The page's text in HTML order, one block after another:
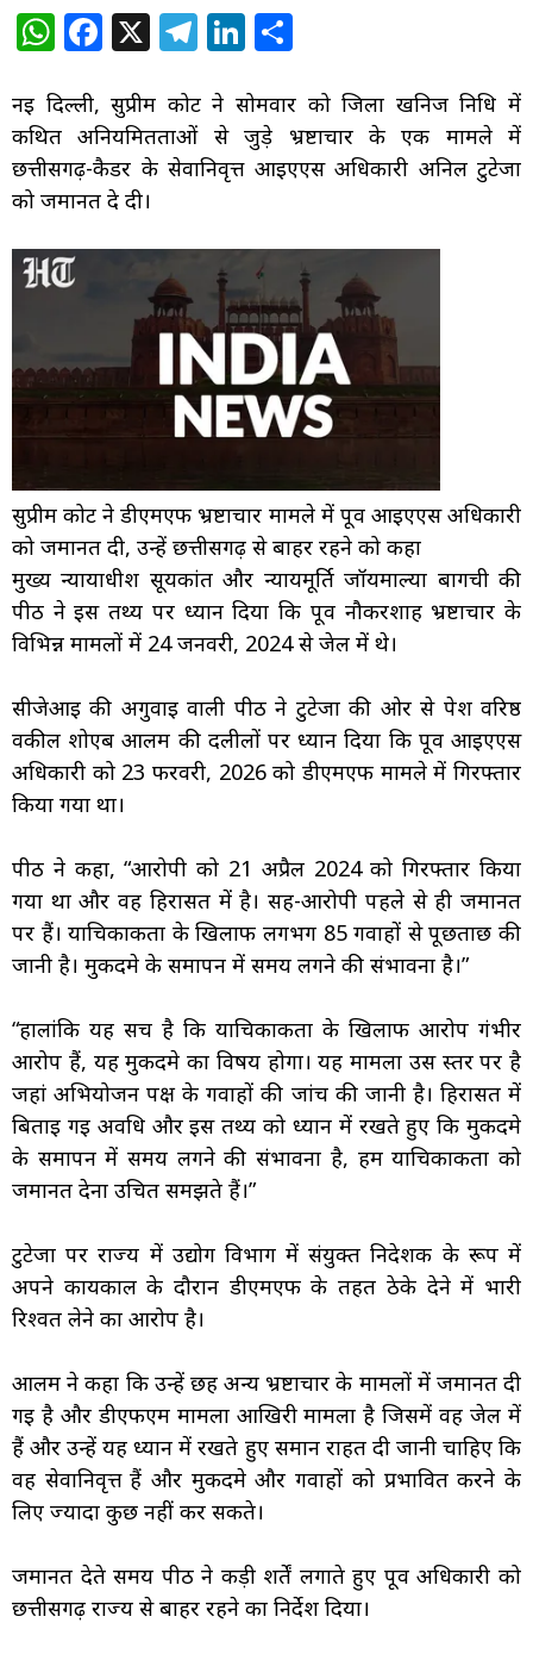
W
at
s
A
p
p
F
c
e
b
o
o
X T
e
g
ra
Li
k
e
dI
ar
e
नई दिल्ली, सुप्रीम कोर्ट ने सोमवार को जिला खनिज निधि में
कथित अनियमितताओं से जुड़े भ्रष्टाचार के एक मामले में
छत्तीसगढ़-कैडर के सेवानिवृत्त आईएएस अधिकारी अनिल टुटेजा
को जमानत दे दी।
सुप्रीम कोर्ट ने डीएमएफ भ्रष्टाचार मामले में पूर्व आईएएस अधिकारी
को जमानत दी, उन्हें छत्तीसगढ़ से बाहर रहने को कहा
मुख्य न्यायाधीश सूर्यकांत और न्यायमूर्ति जॉयमाल्या बागची की
पीठ ने इस तथ्य पर ध्यान दिया कि पूर्व नौकरशाह भ्रष्टाचार के
विभिन्न मामलों में 24 जनवरी, 2024 से जेल में थे।
सीजेआई की अगुवाई वाली पीठ ने टुटेजा की ओर से पेश वरिष्ठ
वकील शोएब आलम की दलीलों पर ध्यान दिया कि पूर्व आईएएस
अधिकारी को 23 फरवरी, 2026 को डीएमएफ मामले में गिरफ्तार
किया गया था।
पीठ ने कहा, “आरोपी को 21 अप्रैल 2024 को गिरफ्तार किया
गया था और वह हिरासत में है। सह-आरोपी पहले से ही जमानत
पर हैं। याचिकाकर्ता के खिलाफ लगभग 85 गवाहों से पूछताछ की
जानी है। मुकदमे के समापन में समय लगने की संभावना है।”
“हालांकि यह सच है कि याचिकाकर्ता के खिलाफ आरोप गंभीर
आरोप हैं, यह मुकदमे का विषय होगा। यह मामला उस स्तर पर है
जहां अभियोजन पक्ष के गवाहों की जांच की जानी है। हिरासत में
बिताई गई अवधि और इस तथ्य को ध्यान में रखते हुए कि मुकदमे
के समापन में समय लगने की संभावना है, हम याचिकाकर्ता को
जमानत देना उचित समझते हैं।”
टुटेजा पर राज्य में उद्योग विभाग में संयुक्त निदेशक के रूप में
अपने कार्यकाल के दौरान डीएमएफ के तहत ठेके देने में भारी
रिश्वत लेने का आरोप है।
आलम ने कहा कि उन्हें छह अन्य भ्रष्टाचार के मामलों में जमानत दी
गई है और डीएफएम मामला आखिरी मामला है जिसमें वह जेल में
हैं और उन्हें यह ध्यान में रखते हुए समान राहत दी जानी चाहिए कि
वह सेवानिवृत्त हैं और मुकदमे और गवाहों को प्रभावित करने के
लिए ज्यादा कुछ नहीं कर सकते।
जमानत देते समय पीठ ने कड़ी शर्तें लगाते हुए पूर्व अधिकारी को
छत्तीसगढ़ राज्य से बाहर रहने का निर्देश दिया।